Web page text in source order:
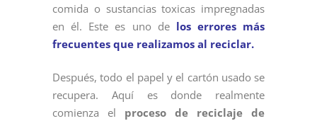
comida o sustancias toxicas impregnadas
en él. Este es uno de los errores más
frecuentes que realizamos al reciclar.
Después, todo el papel y el cartón usado se
recupera. Aquí es donde realmente
comienza el proceso de reciclaje de